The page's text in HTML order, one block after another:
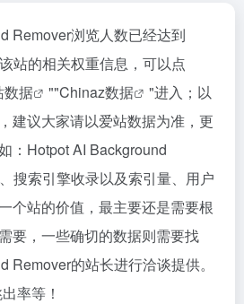
Remover浏览人数已经达到
站的相关权重信息，可以点
数据 ""Chinaz数据
"进入；以
建议大家请以爱站数据为准，更
：Hotpot AI Background
搜索引擎收录以及索引量、用户
个站的价值，最主要还是需要根
要，一些确切的数据则需要找
Remover的站长进行洽谈提供。
率等！